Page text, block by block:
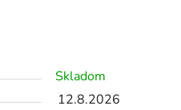
Skladom
12.8.2026